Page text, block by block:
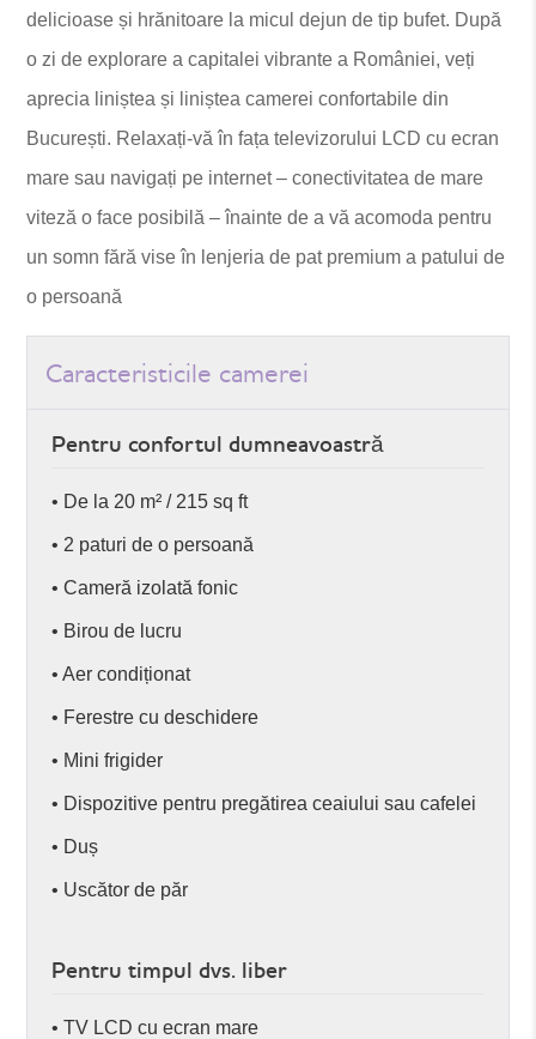
delicioase și hrănitoare la micul dejun de tip bufet. După
o zi de explorare a capitalei vibrante a României, veți
aprecia liniștea și liniștea camerei confortabile din
București. Relaxați-vă în fața televizorului LCD cu ecran
mare sau navigați pe internet – conectivitatea de mare
viteză o face posibilă – înainte de a vă acomoda pentru
un somn fără vise în lenjeria de pat premium a patului de
o persoană
Caracteristicile camerei
Pentru confortul dumneavoastră
• De la 20 m² / 215 sq ft
• 2 paturi de o persoană
• Cameră izolată fonic
• Birou de lucru
• Aer condiționat
• Ferestre cu deschidere
• Mini frigider
• Dispozitive pentru pregătirea ceaiului sau cafelei
• Duș
• Uscător de păr
Pentru timpul dvs. liber
• TV LCD cu ecran mare